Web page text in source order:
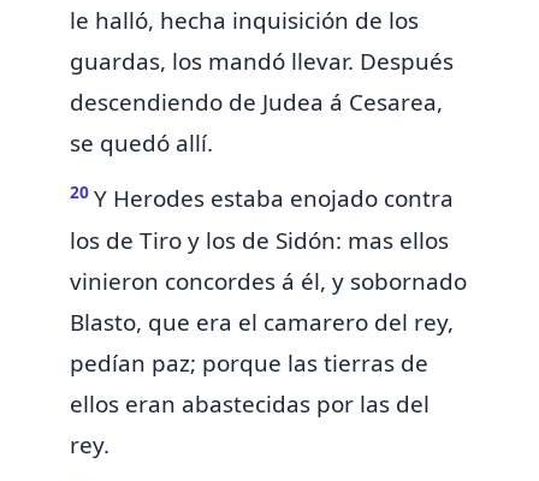
le halló, hecha inquisición de los
guardas, los mandó llevar. Después
descendiendo de Judea á Cesarea,
se quedó allí.
20 Y Herodes estaba enojado contra
los de Tiro y los de Sidón: mas ellos
vinieron concordes á él, y sobornado
Blasto, que era el camarero del rey,
pedían paz; porque las tierras de
ellos eran abastecidas por las del
rey.